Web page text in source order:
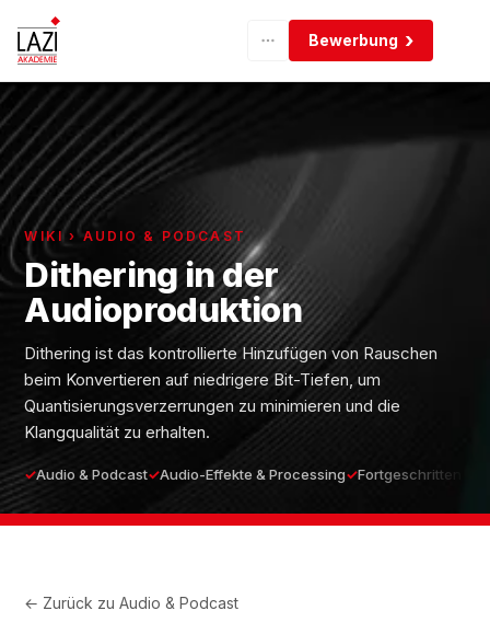
Bewerbung
WIKI › AUDIO & PODCAST
Dithering in der
Audioproduktion
Dithering ist das kontrollierte Hinzufügen von Rauschen
beim Konvertieren auf niedrigere Bit-Tiefen, um
Quantisierungsverzerrungen zu minimieren und die
Klangqualität zu erhalten.
Audio & Podcast Audio-Effekte & Processing Fortgeschritten
← Zurück zuAudio & Podcast